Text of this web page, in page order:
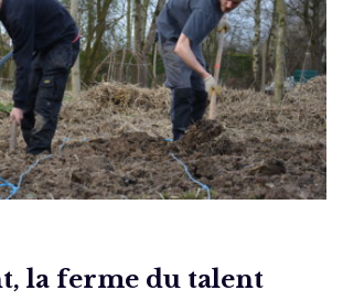
la ferme du talent